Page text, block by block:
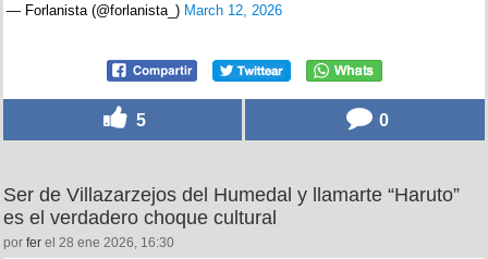
— Forlanista (@forlanista_) March 12, 2026
5 0
Ser de Villazarzejos del Humedal y llamarte “Haruto”
es el verdadero choque cultural
por fer el 28 ene 2026, 16:30